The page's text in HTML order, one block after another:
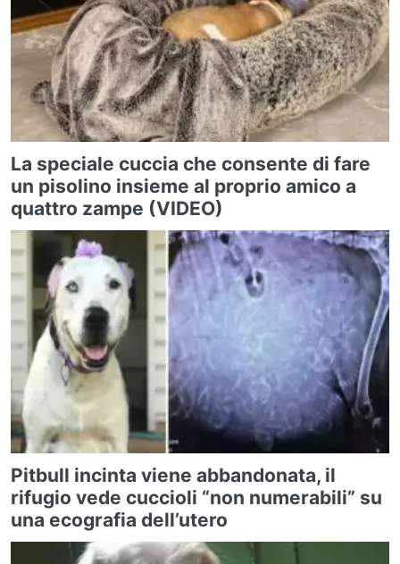
La speciale cuccia che consente di fare
un pisolino insieme al proprio amico a
quattro zampe (VIDEO)
Pitbull incinta viene abbandonata, il
rifugio vede cuccioli “non numerabili” su
una ecografia dell’utero